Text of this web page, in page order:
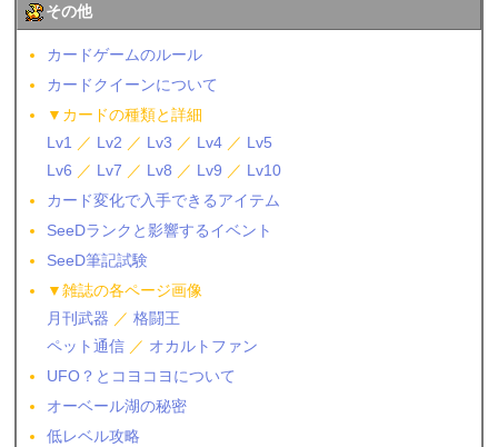
その他
カードゲームのルール
カードクイーンについて
▼カードの種類と詳細
Lv1
／ Lv2 ／ Lv3 ／ Lv4 ／ Lv5
Lv6 ／ Lv7 ／ Lv8 ／ Lv9 ／ Lv10
カード変化で入手できるアイテム
SeeDランクと影響するイベント
SeeD筆記試験
▼雑誌の各ページ画像
月刊武器 ／格闘王
ペット通信 ／ オカルトファン
UFO？とコヨコヨについて
オーベール湖の秘密
低レベル攻略